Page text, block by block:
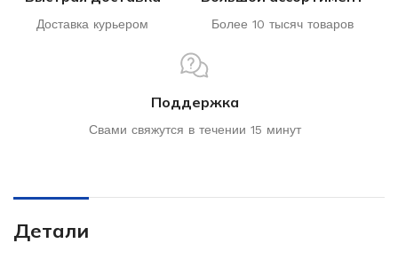
Доставка курьером Более 10 тысяч товаров
Поддержка
Свами свяжутся в течении 15 минут
Детали